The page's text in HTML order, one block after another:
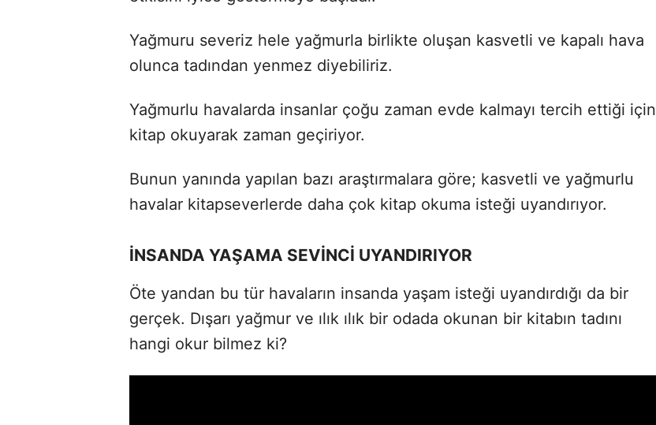
Yağmuru severiz hele yağmurla birlikte oluşan kasvetli ve kapalı hava
olunca tadından yenmez diyebiliriz.
Yağmurlu havalarda insanlar çoğu zaman evde kalmayı tercih ettiği için
kitap okuyarak zaman geçiriyor.
Bunun yanında yapılan bazı araştırmalara göre; kasvetli ve yağmurlu
havalar kitapseverlerde daha çok kitap okuma isteği uyandırıyor.
İNSANDA YAŞAMA SEVİNCİ UYANDIRIYOR
Öte yandan bu tür havaların insanda yaşam isteği uyandırdığı da bir
gerçek. Dışarı yağmur ve ılık ılık bir odada okunan bir kitabın tadını
hangi okur bilmez ki?